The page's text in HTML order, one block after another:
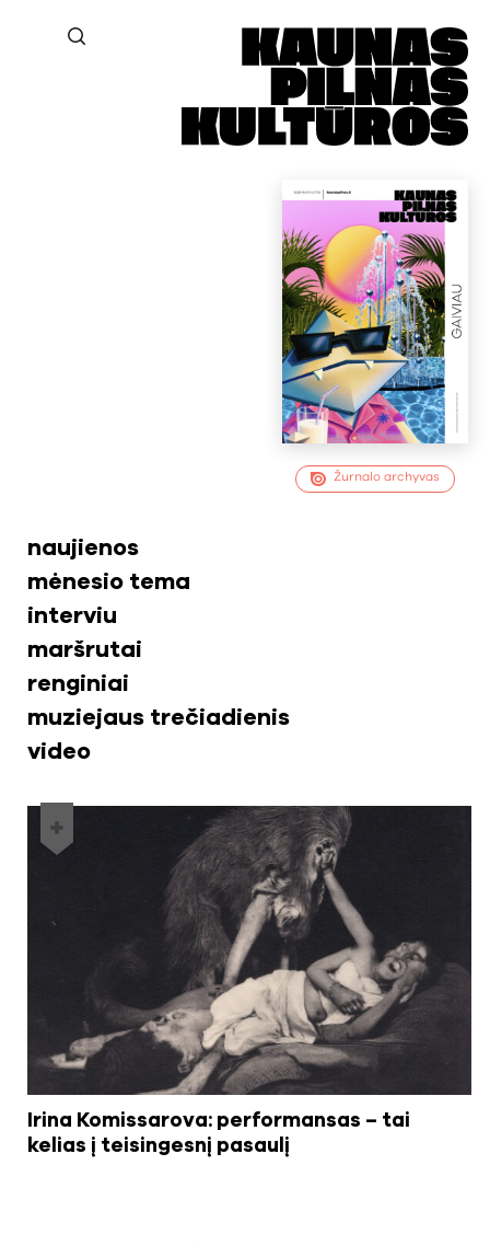
Žurnalo archyvas
Irina Komissarova: performansas – tai
kelias į teisingesnį pasaulį
naujienos
mėnesio tema
interviu
maršrutai
renginiai
muziejaus trečiadienis
video